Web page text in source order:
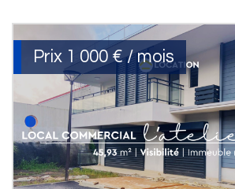
Prix 1 000 € / mois